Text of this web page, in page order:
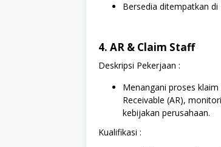
Bersedia ditempatkan
4. AR & Claim Staff
Deskripsi Pekerjaan :
Menangani proses
Receivable (AR),
kebijakan perusahaan.
Kualifikasi :